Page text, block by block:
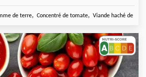
de terre, Concentré de tomate, Viande haché de